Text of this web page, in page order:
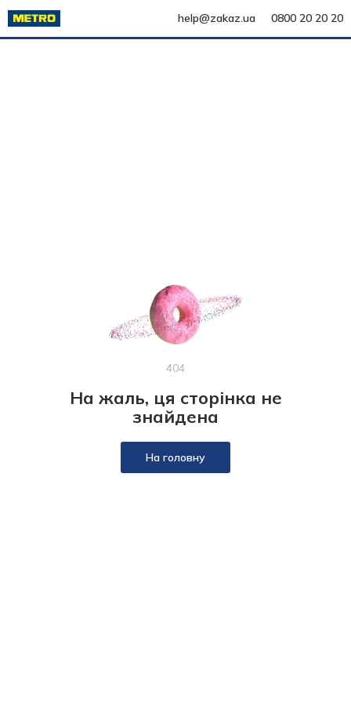
help@zakaz.ua 0800 20 20 20
404
На жаль, ця сторінка не
знайдена
На головну